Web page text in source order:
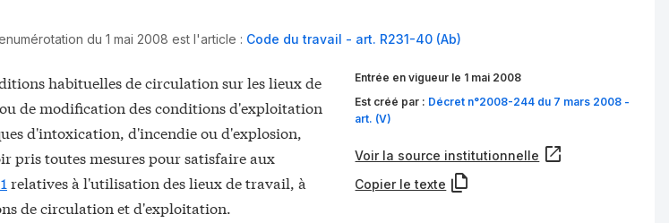
du 1 mai 2008 est l'article : Code du travail - art. R231-40 (Ab)
habituelles de circulation sur les lieux de
de modification des conditions d'exploitation
d'intoxication, d'incendie ou d'explosion,
pris toutes mesures pour satisfaire aux
relatives à l'utilisation des lieux de travail, à
de circulation et d'exploitation.
Entrée en vigueur le 1 mai 2008
Est créé par : Décret n°2008-244 du 7 mars 2008 -
art. (V)
Voir la source institutionnelle
Copier le texte